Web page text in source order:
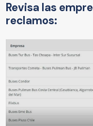
Revisa las
reclamos: